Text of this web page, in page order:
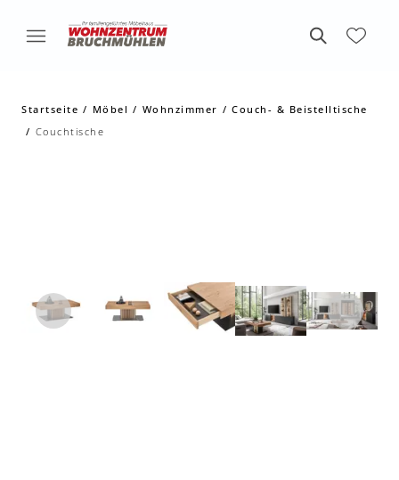
Startseite Möbel Wohnzimmer
Couch- & Beistelltische
Couchtische